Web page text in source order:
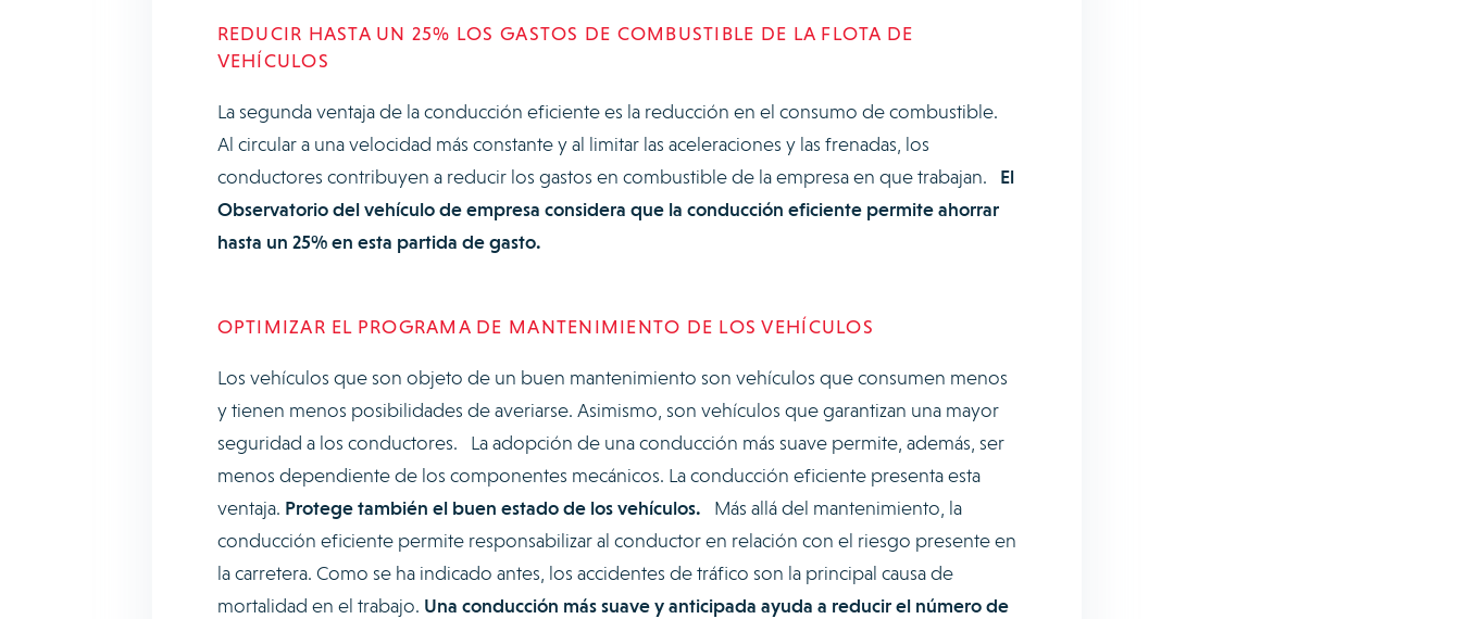
REDUCIR HASTA UN 25% LOS GASTOS DE COMBUSTIBLE DE LA FLOTA DE
VEHÍCULOS
La segunda ventaja de la conducción eficiente es la reducción en el consumo de combustible.
Al circular a una velocidad más constante y al limitar las aceleraciones y las frenadas, los
conductores contribuyen a reducir los gastos en combustible de la empresa en que trabajan. El
Observatorio del vehículo de empresa considera que la conducción eficiente permite ahorrar
hasta un 25% en esta partida de gasto.
OPTIMIZAR EL PROGRAMA DE MANTENIMIENTO DE LOS VEHÍCULOS
Los vehículos que son objeto de un buen mantenimiento son vehículos que consumen menos
y tienen menos posibilidades de averiarse. Asimismo, son vehículos que garantizan una mayor
seguridad a los conductores. La adopción de una conducción más suave permite, además, ser
menos dependiente de los componentes mecánicos. La conducción eficiente presenta esta
ventaja. Protege también el buen estado de los vehículos.
Más allá del mantenimiento, la
conducción eficiente permite responsabilizar al conductor en relación con el riesgo presente en
la carretera. Como se ha indicado antes, los accidentes de tráfico son la principal causa de
mortalidad en el trabajo. Una conducción más suave y anticipada ayuda a reducir el número de